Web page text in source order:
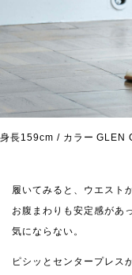
身長159cm / カラー GLEN
履いてみると、ウエスト
お腹まわりも安定感があ
気にならない。
ピシッとセンタープレス